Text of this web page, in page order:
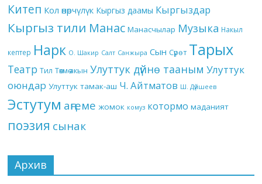
Китеп Кол өнөрчүлүк Кыргыз даамы Кыргыздар
Кыргыз тили Манас Манасчылар Музыка Накыл
кептер Нарк О. Шакир Салт Санжыра Сын Сүрөт Тарых
Театр Тил Төкмө акын Улуттук дүйнө тааным Улуттук
оюндар Улуттук тамак-аш Ч. Айтматов Ш. Дүйшеев
Эстутум аңгеме жомок комуз котормо маданият
поэзия сынак
Архив